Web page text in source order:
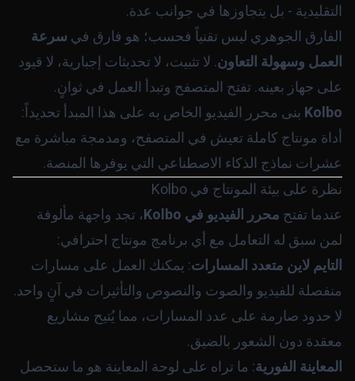
التقليدية - بل يتجاوزها في جوانب عدة.
الفارق الجوهري ليس تقنياً فحسب؛ هو فارق فيسرعة
العمل وسهولة التعاون. لا تثبيت، لا تحديثات إجبارية، لا قيود
على جهاز بعينه. تفتح المتصفح وتبدأ العمل في ثوانٍ.
Kolbo بنى محرر الفيديو الخاص به على هذا المبدأ تحديداً:
أداة مونتاج كاملة تعيش في المتصفح، ومدمجة مباشرة مع
عشرات نماذج الذكاء الاصطناعي التي يوفرها المنصة.
نظرة على بيئة المونتاج في Kolbo
عندما تفتح محرر الفيديو في Kolbo
، تجد واجهة مألوفة
لمن سبق له التعامل مع أي برنامج مونتاج احترافي:
التايم لاين متعدد المسارات: يمكنك العمل على مسارات
منفصلة للفيديو والصوت والنصوص والتأثيرات في آنٍ واحد.
لا حدود صارمة على عدد المسارات، مما يُتيح مشاريع
معقدة دون الشعور بالضيق.
المعاينة الفورية: ما تراه على لوحة المعاينة هو ما ستحصل